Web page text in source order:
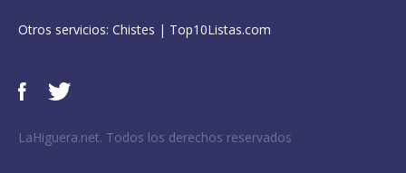
Otros servicios: Chistes | Top10Listas.com
LaHiguera.net. Todos los derechos reservados